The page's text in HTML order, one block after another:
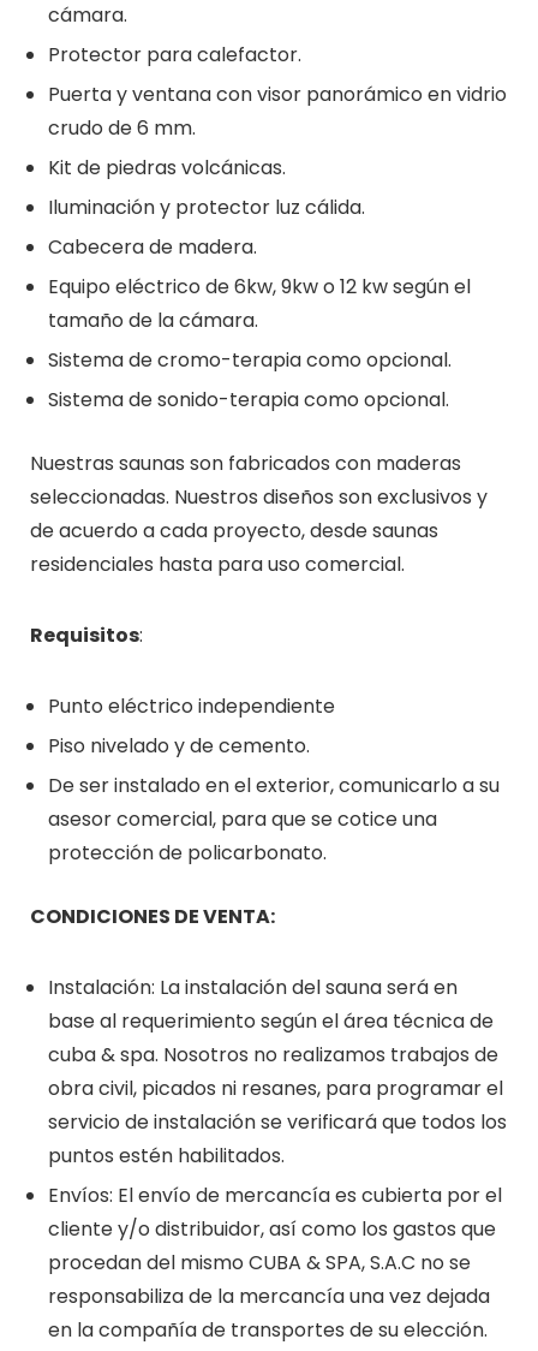
cámara.
Protector para calefactor.
Puerta y ventana con visor panorámico en vidrio
crudo de 6 mm.
Kit de piedras volcánicas.
Iluminación y protector luz cálida.
Cabecera de madera.
Equipo eléctrico de 6kw, 9kw o 12 kw según el
tamaño de la cámara.
Sistema de cromo-terapia como opcional.
Sistema de sonido-terapia como opcional.
Nuestras saunas son fabricados con maderas
seleccionadas. Nuestros diseños son exclusivos y
de acuerdo a cada proyecto, desde saunas
residenciales hasta para uso comercial.
Requisitos:
Punto eléctrico independiente
Piso nivelado y de cemento.
De ser instalado en el exterior, comunicarlo a su
asesor comercial, para que se cotice una
protección de policarbonato.
CONDICIONES DE VENTA:
Instalación: La instalación del sauna será en
base al requerimiento según el área técnica de
cuba & spa. Nosotros no realizamos trabajos de
obra civil, picados ni resanes, para programar el
servicio de instalación se verificará que todos los
puntos estén habilitados.
Envíos: El envío de mercancía es cubierta por el
cliente y/o distribuidor, así como los gastos que
procedan del mismo CUBA & SPA, S.A.C no se
responsabiliza de la mercancía una vez dejada
en la compañía de transportes de su elección.